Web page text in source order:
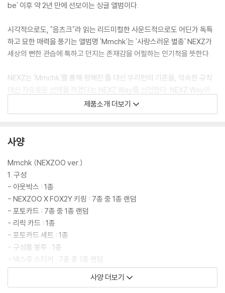
be' 이후 약 2년 만에 선보이는 싱글 앨범이다.
시각적으로도, "음츠크"라 읽는 리드미컬한 사운드적으로도 어딘가 독특
하고 묘한 매력을 풍기는 앨범명 'Mmchk'는 '사랑스러운 별종' NEXZ가
세상의 뻔한 관습에 툭하고 던지는 존재감을 어필하는 인기척을 뜻한다.
NEXZ는 'Mmchk'를 통해 정해진 틀 대신 우리만의 기준을, 익숙한 규칙
대신 자유로운 선택을 하겠다는 NEXZ Way를 선언한다. NEXZ Way의
중심이 되는 밝고 재치 있는 에너지와 꾸미지 않는 태도, 당당한 자신감이
이번 앨범 전반에 깃들어 있다.
** 트랙리스트 추후 공개 **
제품소개 더보기
사양
Mmchk (NEXZOO ver.)
1. 구성
- 아웃박스 : 1종
- NEXZOO X FOX2Y 키링 : 7종 중 1종 랜덤
- 포토카드 : 7종 중 1종 랜덤
- 리릭 카드 : 1종
- 포토카드 세트 : 1종
- 구성품 봉투 : 1종
- 넥스주 스티커 : 7종 중 1종 랜덤
- 일련번호 카드 : 1종
사양 더보기